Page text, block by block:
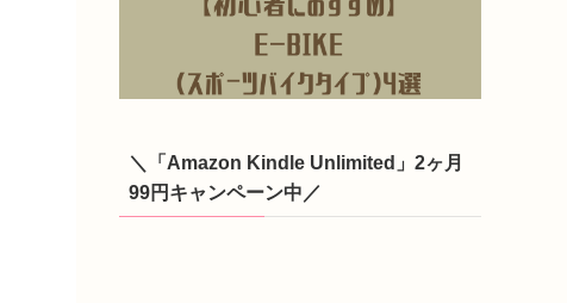
＼「Amazon Kindle Unlimited」2ヶ月
99円キャンペーン中／